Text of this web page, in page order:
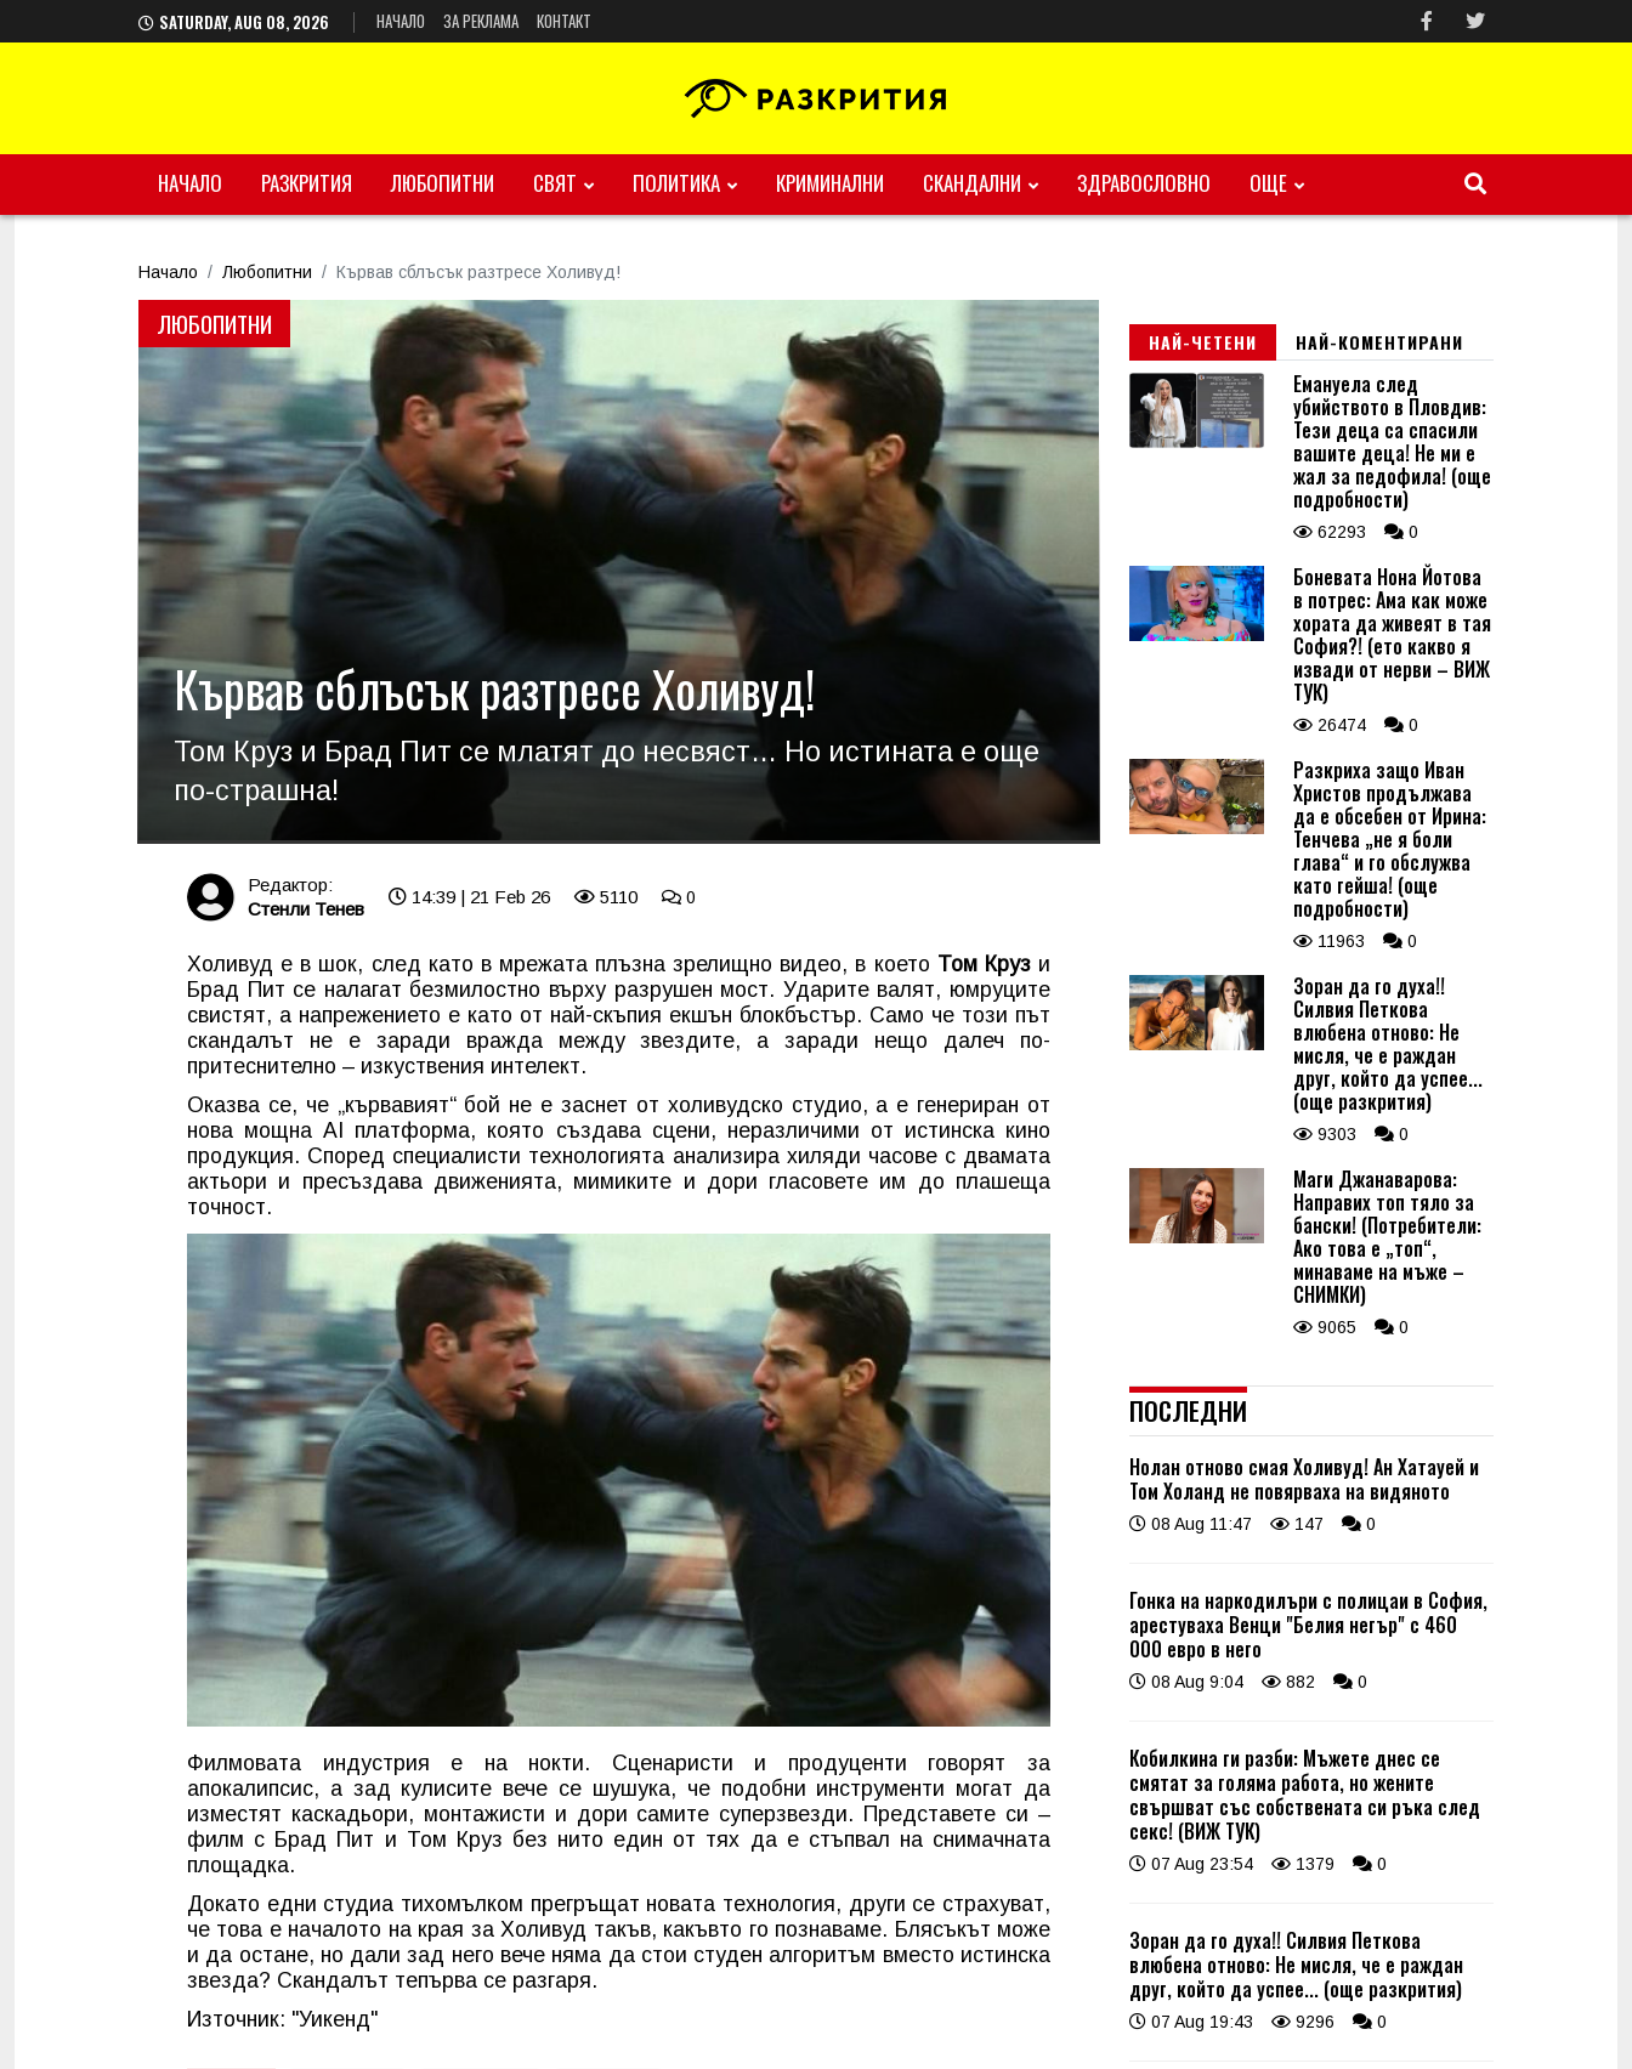
SATURDAY, AUG 08, 2026 НАЧАЛО ЗА РЕКЛАМА КОНТАКТ
НАЧАЛО РАЗКРИТИЯ ЛЮБОПИТНИ СВЯТ ПОЛИТИКА КРИМИНАЛНИ СКАНДАЛНИ ЗДРАВОСЛОВНО ОЩЕ
Начало Любопитни Кървав сблъсък разтресе Холивуд!
ЛЮБОПИТНИ
Кървав сблъсък разтресе Холивуд!
Том Круз и Брад Пит се млатят до несвяст… Но истината е още
по-страшна!
Редактор:
Стенли Тенев
14:39 | 21 Feb 26 5110 0
Холивуд е в шок, след като в мрежата плъзна зрелищно видео, в което Том Крузи
Брад Пит се налагат безмилостно върху разрушен мост. Ударите валят, юмруците
свистят, а напрежението е като от най-скъпия екшън блокбъстър. Само че този път
скандалът не е заради вражда между звездите, а заради нещо далеч по-
притеснително – изкуствения интелект.
Оказва се, че „кървавият“ бой не е заснет от холивудско студио, а е генериран от
нова мощна AI платформа, която създава сцени, неразличими от истинска кино
продукция. Според специалисти технологията анализира хиляди часове с двамата
актьори и пресъздава движенията, мимиките и дори гласовете им до плашеща
точност.
Филмовата индустрия е на нокти. Сценаристи и продуценти говорят за
апокалипсис, а зад кулисите вече се шушука, че подобни инструменти могат да
изместят каскадьори, монтажисти и дори самите суперзвезди. Представете си –
филм с Брад Пит и Том Круз без нито един от тях да е стъпвал на снимачната
площадка.
Докато едни студиа тихомълком прегръщат новата технология, други се страхуват,
че това е началото на края за Холивуд такъв, какъвто го познаваме. Блясъкът може
и да остане, но дали зад него вече няма да стои студен алгоритъм вместо истинска
звезда? Скандалът тепърва се разгаря.
Източник: "Уикенд"
НАЙ-ЧЕТЕНИ НАЙ-КОМЕНТИРАНИ
Емануела след
убийството в Пловдив:
Тези деца са спасили
вашите деца! Не ми е
жал за педофила! (още
подробности)
62293 0
Боневата Нона Йотова
в потрес: Ама как може
хората да живеят в тая
София?! (ето какво я
извади от нерви – ВИЖ
ТУК)
26474 0
Разкриха защо Иван
Христов продължава
да е обсебен от Ирина:
Тенчева „не я боли
глава“ и го обслужва
като гейша! (още
подробности)
11963 0
Зоран да го духа!!
Силвия Петкова
влюбена отново: Не
мисля, че е раждан
друг, който да успее...
(още разкрития)
9303 0
Маги Джанаварова:
Направих топ тяло за
бански! (Потребители:
Ако това е „топ“,
минаваме на мъже –
СНИМКИ)
9065 0
ПОСЛЕДНИ
Нолан отново смая Холивуд! Ан Хатауей и
Том Холанд не повярваха на видяното
08 Aug 11:47 147 0
Гонка на наркодилъри с полицаи в София,
арестуваха Венци "Белия негър" с 460
000 евро в него
08 Aug 9:04 882 0
Кобилкина ги разби: Мъжете днес се
смятат за голяма работа, но жените
свършват със собствената си ръка след
секс! (ВИЖ ТУК)
07 Aug 23:54 1379 0
Зоран да го духа!! Силвия Петкова
влюбена отново: Не мисля, че е раждан
друг, който да успее... (още разкрития)
07 Aug 19:43 9296 0